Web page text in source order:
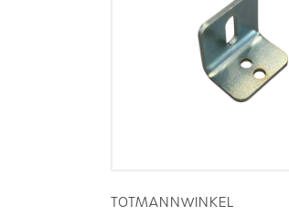
TOTMANNWINKEL